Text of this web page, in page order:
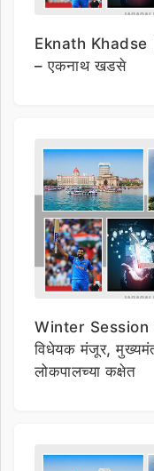
Eknath Khadse |
– एकनाथ खडसे
Winter Session
विधेयक मंजूर,
लोकपालच्या कक्षेत